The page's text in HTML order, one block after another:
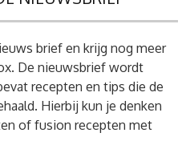
brief en krijg nog meer
De nieuwsbrief wordt
recepten en tips die de
Hierbij kun je denken
of fusion recepten met